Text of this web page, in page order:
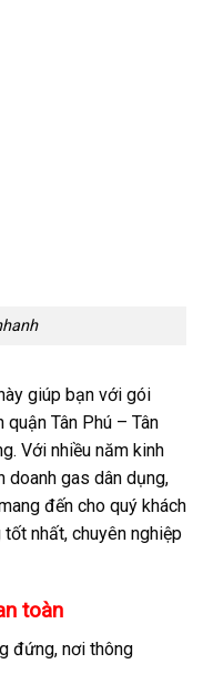
giúp bạn với gói
quận Tân Phú – Tân
Với nhiều năm kinh
doanh gas dân dụng,
đến cho quý khách
nhất, chuyên nghiệp
toàn
đứng, nơi thông